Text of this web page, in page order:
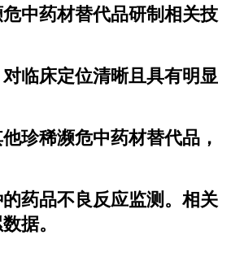
中药材替代品研制相关技
临床定位清晰且具有明显
珍稀濒危中药材替代品，
药品不良反应监测。相关
据。